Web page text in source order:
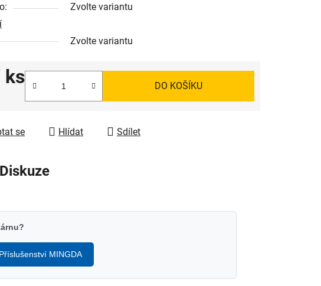
Zvolte variantu
Zvolte variantu
ks DO KOŠÍKU
se Hlídat Sdílet
Diskuze
Příslušenství MINGDA